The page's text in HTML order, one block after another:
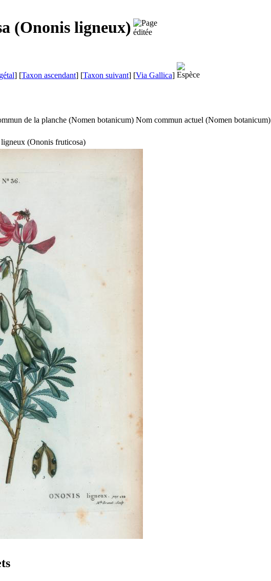
(Ononis ligneux)
] [Taxon ascendant] [Taxon suivant] [Via Gallica]
de la planche (Nomen botanicum) Nom commun actuel (Nomen botanicum)
(Ononis fruticosa)